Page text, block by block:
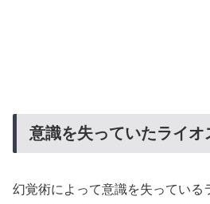
意識を失っていたライオ
幻覚術によって意識を失っている